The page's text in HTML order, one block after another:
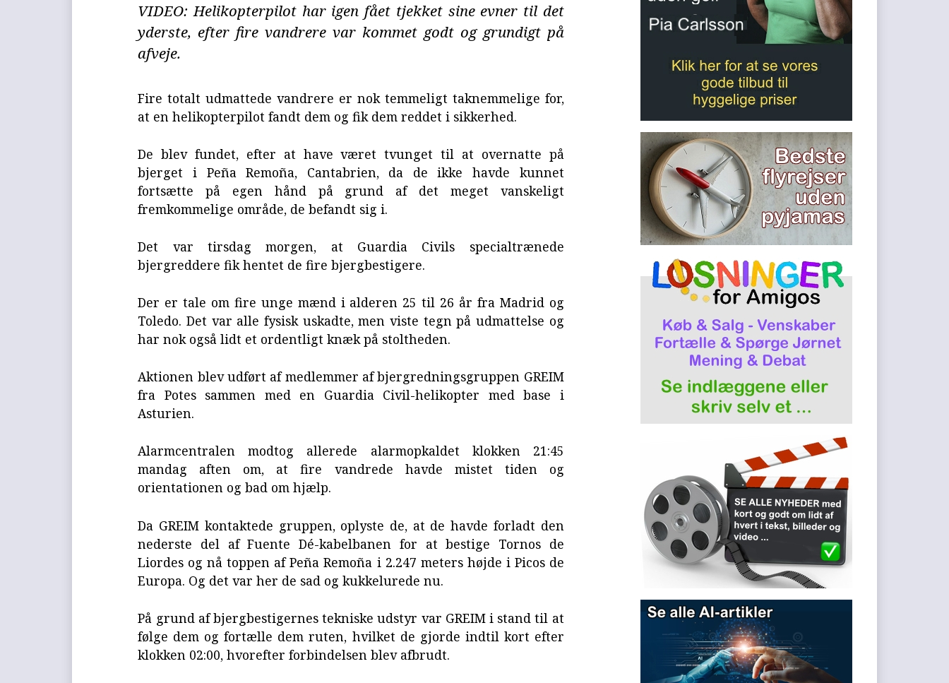
VIDEO: Helikopterpilot har igen fået tjekket sine evner til det
yderste, efter fire vandrere var kommet godt og grundigt på
afveje.
Fire totalt udmattede vandrere er nok temmeligt taknemmelige for,
at en helikopterpilot fandt dem og fik dem reddet i sikkerhed.
De blev fundet, efter at have været tvunget til at overnatte på
bjerget i Peña Remoña, Cantabrien, da de ikke havde kunnet
fortsætte på egen hånd på grund af det meget vanskeligt
fremkommelige område, de befandt sig i.
Det var tirsdag morgen, at Guardia Civils specialtrænede
bjergreddere fik hentet de fire bjergbestigere.
Der er tale om fire unge mænd i alderen 25 til 26 år fra Madrid og
Toledo. Det var alle fysisk uskadte, men viste tegn på udmattelse og
har nok også lidt et ordentligt knæk på stoltheden.
Aktionen blev udført af medlemmer af bjergredningsgruppen GREIM
fra Potes sammen med en Guardia Civil-helikopter med base i
Asturien.
Alarmcentralen modtog allerede alarmopkaldet klokken 21:45
mandag aften om, at fire vandrede havde mistet tiden og
orientationen og bad om hjælp.
Da GREIM kontaktede gruppen, oplyste de, at de havde forladt den
nederste del af Fuente Dé-kabelbanen for at bestige Tornos de
Liordes og nå toppen af Peña Remoña i 2.247 meters højde i Picos de
Europa. Og det var her de sad og kukkelurede nu.
På grund af bjergbestigernes tekniske udstyr var GREIM i stand til at
følge dem og fortælle dem ruten, hvilket de gjorde indtil kort efter
klokken 02:00, hvorefter forbindelsen blev afbrudt.